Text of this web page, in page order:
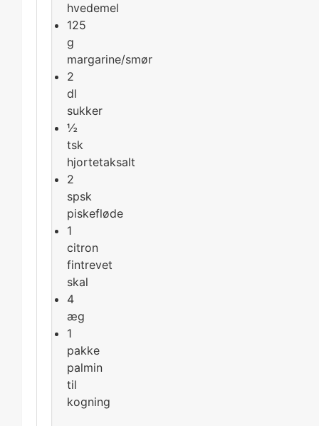
hvedemel
125
g
margarine/smør
2
dl
sukker
½
tsk
hjortetaksalt
2
spsk
piskefløde
1
citron
fintrevet
skal
4
æg
1
pakke
palmin
til
kogning